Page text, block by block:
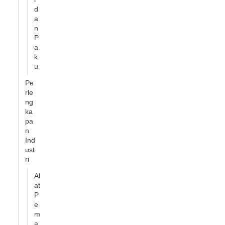
d
a
n
P
a
k
u
Pe
rle
ng
ka
pa
n
Ind
ust
ri
Al
at
P
e
m